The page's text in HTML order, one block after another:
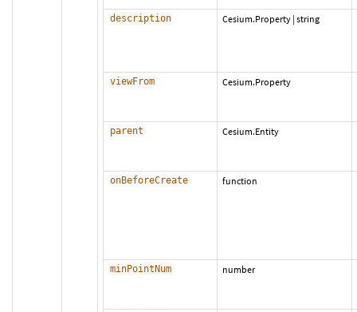
description Cesium.Property | string
viewFrom Cesium.Property
parent Cesium.Entity
onBeforeCreate function
minPointNum number